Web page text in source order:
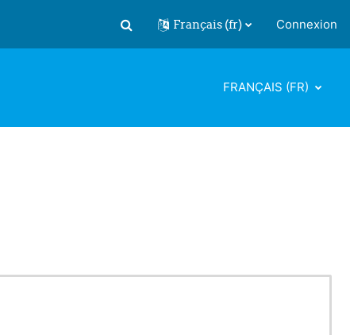
Activer/désactiver la saisie de
Français ‎(fr)‎ Connexion
FRANÇAIS ‎(FR)‎